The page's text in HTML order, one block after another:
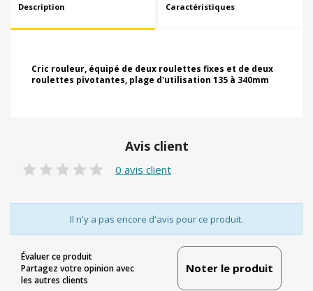
Description Caractéristiques
Cric rouleur, équipé de deux roulettes fixes et de deux
roulettes pivotantes, plage d'utilisation 135 à 340mm
Avis client
0 avis client
Il n'y a pas encore d'avis pour ce produit.
Évaluer ce produit
Partagez votre opinion avec
les autres clients
Noter le produit